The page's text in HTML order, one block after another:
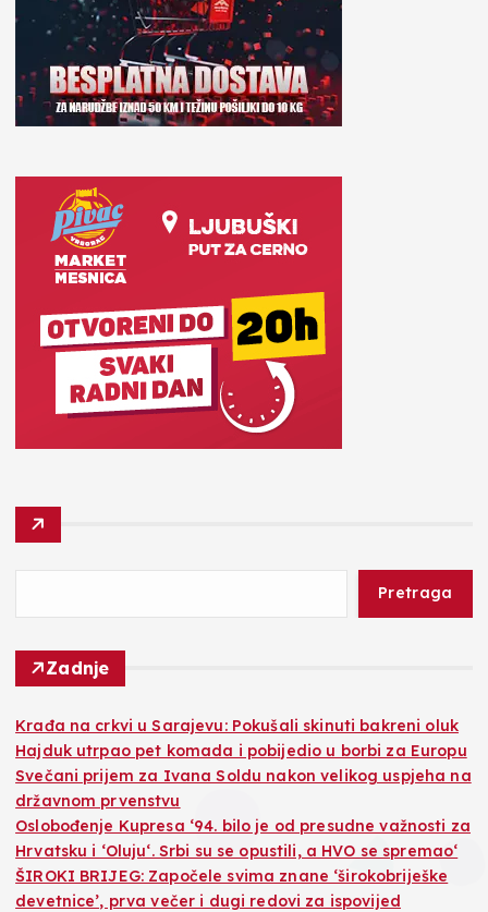
Pretraga
Zadnje
Krađa na crkvi u Sarajevu: Pokušali skinuti bakreni oluk
Hajduk utrpao pet komada i pobijedio u borbi za Europu
Svečani prijem za Ivana Soldu nakon velikog uspjeha na
državnom prvenstvu
Oslobođenje Kupresa ‘94. bilo je od presudne važnosti za
Hrvatsku i ‘Oluju‘. Srbi su se opustili, a HVO se spremao‘
ŠIROKI BRIJEG: Započele svima znane ‘širokobriješke
devetnice’, prva večer i dugi redovi za ispovijed